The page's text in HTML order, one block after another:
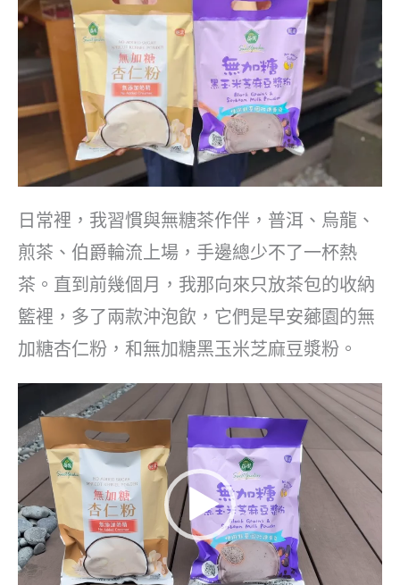
日常裡，我習慣與無糖茶作伴，普洱、烏龍、
煎茶、伯爵輪流上場，手邊總少不了一杯熱
茶。直到前幾個月，我那向來只放茶包的收納
籃裡，多了兩款沖泡飲，它們是早安薌園的無
加糖杏仁粉，和無加糖黑玉米芝麻豆漿粉。
訊
播
放
器